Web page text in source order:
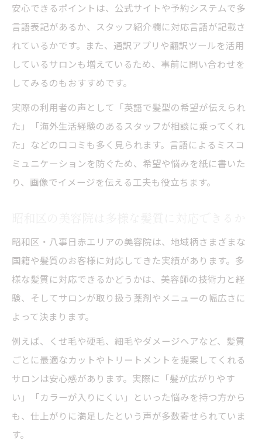
海外の方対応美容院の最新トレンドを解説
通院ついでに利用しやすい美容院の魅力を深掘
り
八事日赤病院周辺の美容院の便利な立地と
は
院内や徒歩圏で完結できる美容院の選び方
昭和区美容院が応える多様なニーズと対応
力
美容院選びで大切なメンズや髪質改善の視
点
技術力や価格で比較する美容院選びのコツ
海外の方にも対応した美容院サービスの魅
力
昭和区八事日赤の美容院で叶える理想の仕
上がり
安心できるポイントは、公式サイトや予約システムで多
言語表記があるか、スタッフ紹介欄に対応言語が記載さ
れているかです。また、通訳アプリや翻訳ツールを活用
しているサロンも増えているため、事前に問い合わせを
してみるのもおすすめです。
実際の利用者の声として「英語で髪型の希望が伝えられ
た」「海外生活経験のあるスタッフが相談に乗ってくれ
た」などの口コミも多く見られます。言語によるミスコ
ミュニケーションを防ぐため、希望や悩みを紙に書いた
り、画像でイメージを伝える工夫も役立ちます。
昭和区・八事日赤エリアの美容院は、地域柄さまざまな
国籍や髪質のお客様に対応してきた実績があります。多
様な髪質に対応できるかどうかは、美容師の技術力と経
験、そしてサロンが取り扱う薬剤やメニューの幅広さに
よって決まります。
例えば、くせ毛や硬毛、細毛やダメージヘアなど、髪質
ごとに最適なカットやトリートメントを提案してくれる
サロンは安心感があります。実際に「髪が広がりやす
い」「カラーが入りにくい」といった悩みを持つ方から
も、仕上がりに満足したという声が多数寄せられていま
す。